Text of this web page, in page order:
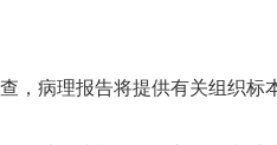
，病理报告将提供有关组织标